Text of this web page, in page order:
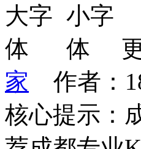
家 作者：
核心提示：